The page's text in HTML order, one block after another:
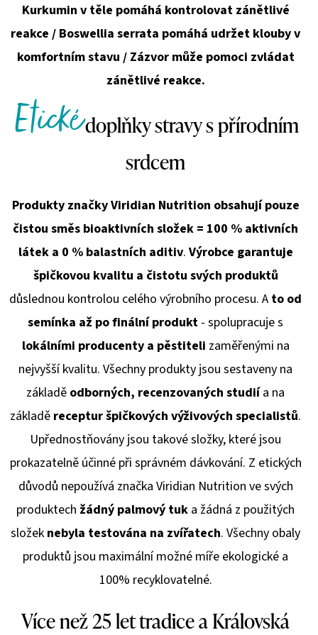
Kurkumin v těle pomáhá kontrolovat zánětlivé
reakce / Boswellia serrata pomáhá udržet klouby v
komfortním stavu / Zázvor může pomoci zvládat
zánětlivé reakce.
Etickédoplňky stravy s přírodním
srdcem
Produkty značky Viridian Nutrition obsahují pouze
čistou směs bioaktivních složek = 100 % aktivních
látek a 0 % balastních aditiv. Výrobce garantuje
špičkovou kvalitu a čistotu svých produktů
důslednou kontrolou celého výrobního procesu. A to od
semínka až po finální produkt - spolupracuje s
lokálními producenty a pěstiteli zaměřenými na
nejvyšší kvalitu. Všechny produkty jsou sestaveny na
základě odborných, recenzovaných studiía na
základě receptur špičkových výživových specialistů.
Upřednostňovány jsou takové složky, které jsou
prokazatelně účinné při správném dávkování. Z etických
důvodů nepoužívá značka Viridian Nutrition ve svých
produktech žádný palmový tuk a žádná z použitých
složek nebyla testována na zvířatech. Všechny obaly
produktů jsou maximální možné míře ekologické a
100% recyklovatelné.
Více než 25 let tradice a Královská